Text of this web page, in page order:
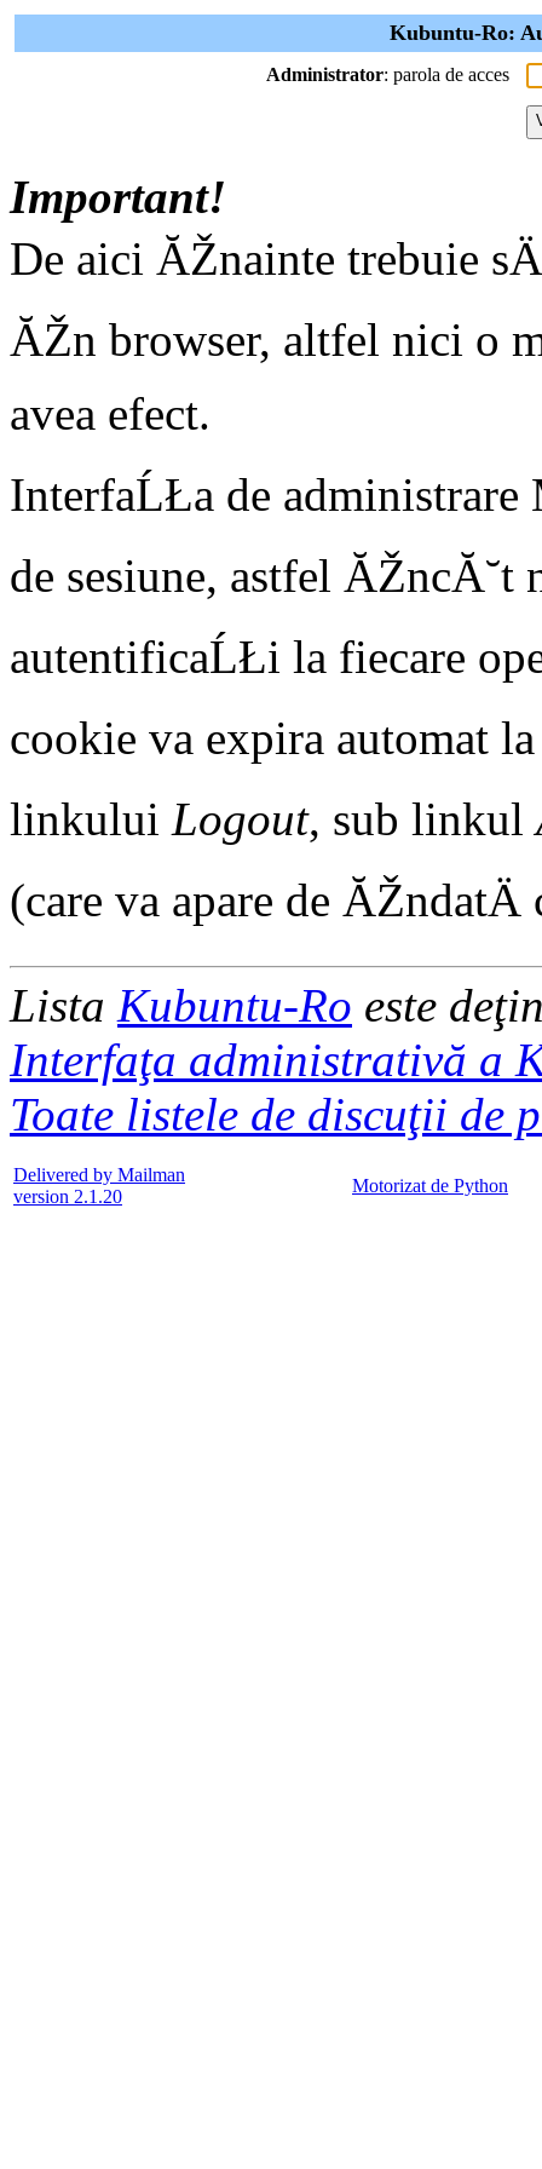
Kubuntu-Ro:
Administrator: parola de acces
Important!
De aici ĂŽnainte trebuie
ĂŽn browser, altfel nici o
avea efect.
InterfaĹŁa de administrare
de sesiune, astfel ĂŽncĂ˘t
autentificaĹŁi la fiecare
cookie va expira automat la
linkului Logout, sub linkul
(care va apare de
Lista Kubuntu-Ro este
Interfaţa administrativă a
Toate listele de discuţii de
Delivered by Mailman
version 2.1.20
Motorizat de Python